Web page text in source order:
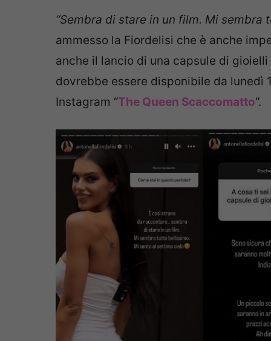
“Sembra di stare in un film. Mi
ammesso la Fiordelisi che è anche
anche il lancio di una capsule di
dovrebbe essere disponibile da lunedì
Instagram “The Queen Scaccomatto“.